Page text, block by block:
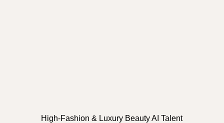
High-Fashion & Luxury Beauty AI Talent